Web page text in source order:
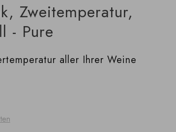
Zweitemperatur,
- Pure
aller Ihrer Weine